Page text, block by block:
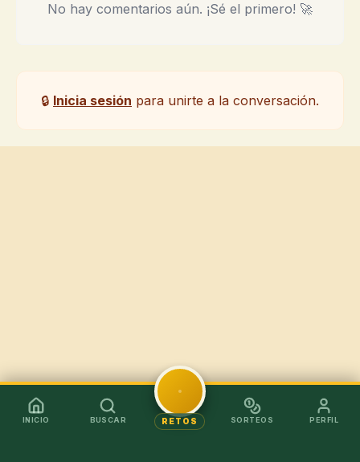
No hay comentarios aún. ¡Sé el primero! 🚀
🔒 Inicia sesión para unirte a la conversación.
INICIO BUSCAR RETOS SORTEOS PERFIL